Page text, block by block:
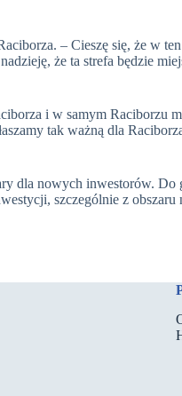
– Cieszę się, że w
że ta strefa będzie
i w samym
tak ważną dla
dla nowych inwestorów. Do
szczególnie z